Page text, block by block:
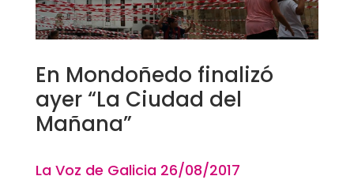
En Mondoñedo finalizó
ayer “La Ciudad del
Mañana”
La Voz de Galicia 26/08/2017